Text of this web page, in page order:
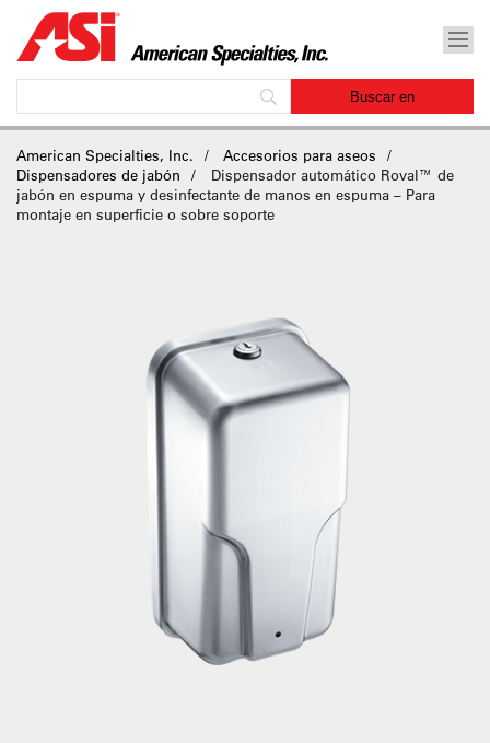
American Specialties, Inc.
Accesorios para aseos
Dispensadores de jabón
Dispensador automático Roval™ de
jabón en espuma y desinfectante de manos en espuma – Para
montaje en superficie o sobre soporte